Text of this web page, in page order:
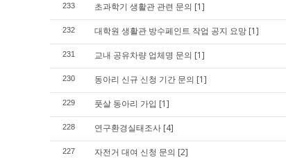
233 초과학기 생활관 관련 문의 [1]
232 대학원 생활관 방수페인트 작업 공지 요망 [1]
231 교내 공유차량 업체명 문의 [1]
230 동아리 신규 신청 기간 문의 [1]
229 풋살 동아리 가입 [1]
228 연구환경실태조사 [4]
227 자전거 대여 신청 문의 [2]